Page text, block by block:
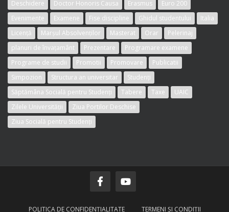
Deschidere
Doctor Honoris Causa Erasmus
Euro 200
Evenimente
Examene Fise discipline Ghidul studentului
Italia
Licență
Marșul Absolvenților Masterat Orar
Pelerinaj
planuri de învațamânt
Prezentare
Programare examene
Programe de studii
Promotii Promovare
Publicatii
Simpozion
Structura an universitar
Studenți
Săptămâna Socială pentru Studenți
Tabere Taxe
UAIC
Zilele Universității
Ziua Portilor Deschise
Ziua Socială pentru Studenți
POLITICA DE CONFIDENŢIALITATE TERMENI ŞI CONDIŢII